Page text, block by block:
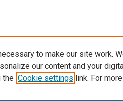
to make our site work.
our content and your
the Cookie settings link. For